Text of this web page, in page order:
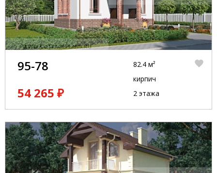
95-78
54 265 ₽
82.4 м²
кирпич
2 этажа